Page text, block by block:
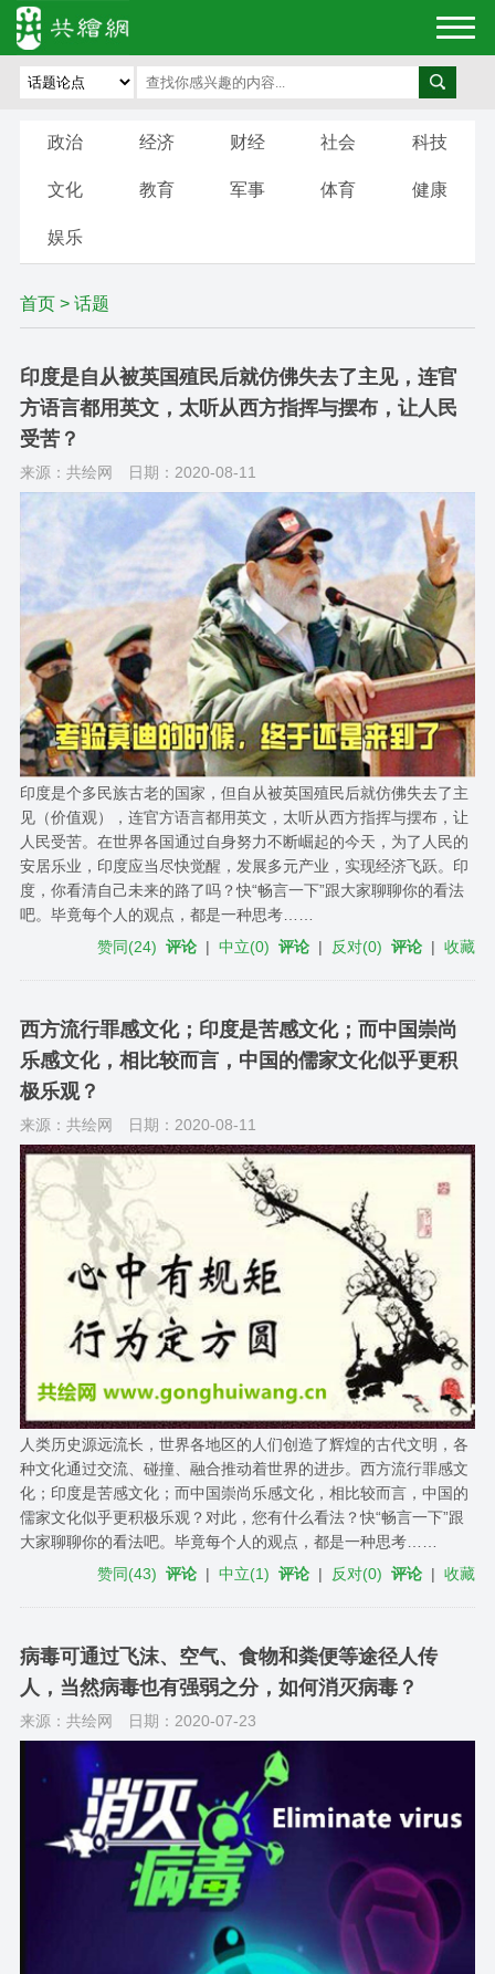
政治 经济 财经 社会 科技
文化 教育 军事 体育 健康
娱乐
首页> 话题
印度是自从被英国殖民后就仿佛失去了主见，连官
方语言都用英文，太听从西方指挥与摆布，让人民
受苦？
来源：共绘网 日期：2020-08-11
印度是个多民族古老的国家，但自从被英国殖民后就仿佛失去了主
见（价值观），连官方语言都用英文，太听从西方指挥与摆布，让
人民受苦。在世界各国通过自身努力不断崛起的今天，为了人民的
安居乐业，印度应当尽快觉醒，发展多元产业，实现经济飞跃。印
度，你看清自己未来的路了吗？快“畅言一下”跟大家聊聊你的看法
吧。毕竟每个人的观点，都是一种思考……
赞同(24) 评论 |中立(0) 评论 | 反对(0) 评论 |收藏
西方流行罪感文化；印度是苦感文化；而中国崇尚
乐感文化，相比较而言，中国的儒家文化似乎更积
极乐观？
来源：共绘网 日期：2020-08-11
人类历史源远流长，世界各地区的人们创造了辉煌的古代文明，各
种文化通过交流、碰撞、融合推动着世界的进步。西方流行罪感文
化；印度是苦感文化；而中国崇尚乐感文化，相比较而言，中国的
儒家文化似乎更积极乐观？对此，您有什么看法？快“畅言一下”跟
大家聊聊你的看法吧。毕竟每个人的观点，都是一种思考……
赞同(43) 评论 |中立(1) 评论 | 反对(0) 评论 |收藏
病毒可通过飞沫、空气、食物和粪便等途径人传
人，当然病毒也有强弱之分，如何消灭病毒？
来源：共绘网 日期：2020-07-23